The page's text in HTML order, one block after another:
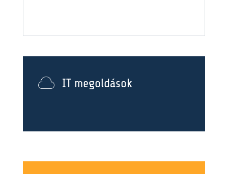
IT megoldások